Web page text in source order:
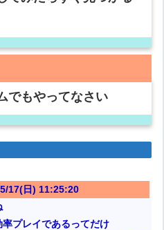
でもやってなさい
17(日) 11:25:20
プレイであるってだけ